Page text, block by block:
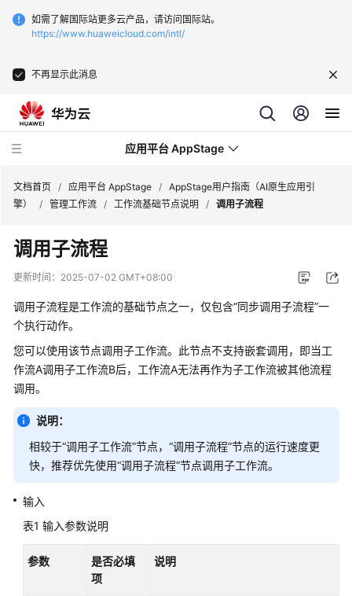
如需了解国际站更多云产品，请访问国际站。
https://www.huaweicloud.com/intl/
不再显示此消息
应用平台 AppStage
最
新
动
产
介
绍
计
费
说
明
快
速
入
门
文档首页 / 应用平台 AppStage / AppStage用户指南（AI原生应用引
擎）
/ 管理工作流 / 工作流基础节点说明 / 调用子流程
调用子流程
更新时间： 2025-07-02 GMT+08:00
调用子流程是工作流的基础节点之一，仅包含“同步调用子流程”一
个执行动作。
您可以使用该节点调用子工作流。此节点不支持嵌套调用，即当工
作流A调用子工作流B后，工作流A无法再作为子工作流被其他流程
调用。
说明：
相较于“调用子工作流”节点，“调用子流程”节点的运行速度更
快，推荐优先使用“调用子流程”节点调用子工作流。
输入
表1 输入参数说明
参数
是否必填
项
说明